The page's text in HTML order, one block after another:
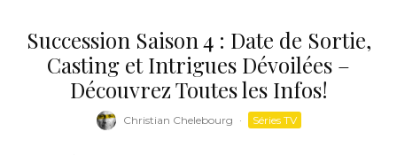
Succession Saison 4 : Date de Sortie,
Casting et Intrigues Dévoilées –
Découvrez Toutes les Infos!
Christian Chelebourg · Séries TV